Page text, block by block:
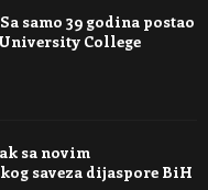
samo 39 godina postao
College
sa novim
saveza dijaspore BiH